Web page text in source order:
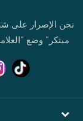
نحن الإصرار على
مبتكر" وضع